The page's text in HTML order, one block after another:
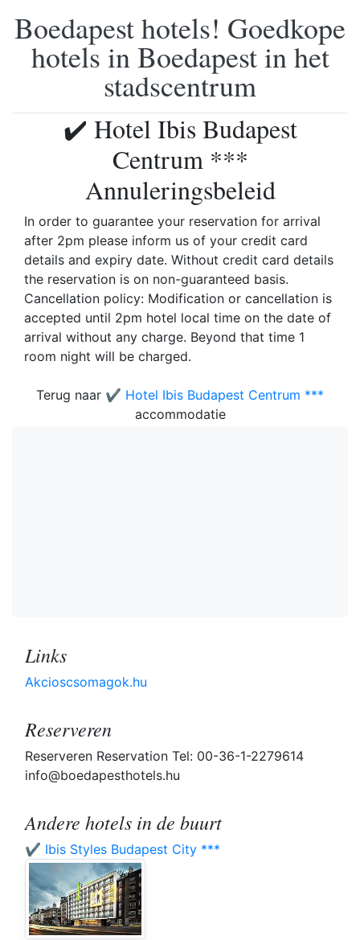
Boedapest hotels! Goedkope
hotels in Boedapest in het
stadscentrum
✔️ Hotel Ibis Budapest
Centrum ***
Annuleringsbeleid
In order to guarantee your reservation for arrival
after 2pm please inform us of your credit card
details and expiry date. Without credit card details
the reservation is on non-guaranteed basis.
Cancellation policy: Modification or cancellation is
accepted until 2pm hotel local time on the date of
arrival without any charge. Beyond that time 1
room night will be charged.
Terug naar ✔️ Hotel Ibis Budapest Centrum ***
accommodatie
Links
Akcioscsomagok.hu
Reserveren
Reserveren Reservation Tel: 00-36-1-2279614
info@boedapesthotels.hu
Andere hotels in de buurt
✔️ Ibis Styles Budapest City ***